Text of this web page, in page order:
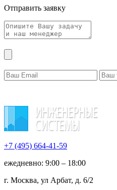
Отправить заявку
+7 (495) 664-41-59
ежедневно: 9:00 – 18:00
г. Москва, ул Арбат, д. 6/2